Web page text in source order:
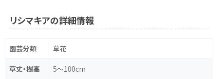
リシマキアの詳細情報
園芸分類 草花
草丈・樹高 5～100cm